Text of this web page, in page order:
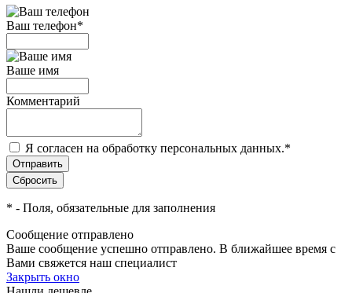
Ваш телефон*
Ваше имя
Комментарий
Я согласен на обработку персональных данных.*
* - Поля, обязательные для заполнения
Сообщение отправлено
Ваше сообщение успешно отправлено. В ближайшее время с
Вами свяжется наш специалист
Закрыть окно